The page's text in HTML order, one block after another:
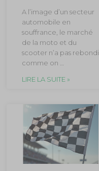
A l’image d’un secteur
automobile en
souffrance, le marché
de la moto et du
scooter n’a pas rebondi
comme on …
LIRE LA SUITE »